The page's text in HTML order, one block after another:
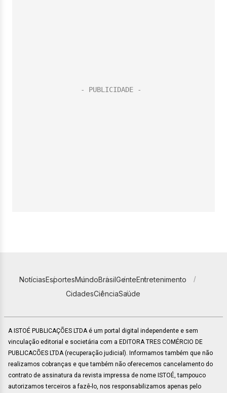
NotíciasEsportesMundoBrasilGenteEntretenimento
CidadesCiênciaSaúde
A ISTOÉ PUBLICAÇÕES LTDA é um portal digital independente e sem
vinculação editorial e societária com a EDITORA TRES COMÉRCIO DE
PUBLICACÕES LTDA (recuperação judicial). Informamos também que não
realizamos cobranças e que também não oferecemos cancelamento do
contrato de assinatura da revista impressa de nome ISTOÉ, tampouco
autorizamos terceiros a fazê-lo, nos responsabilizamos apenas pelo